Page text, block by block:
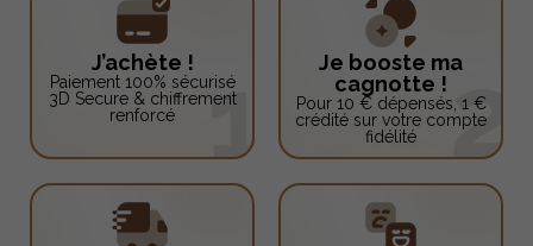
J’achète !
Paiement 100% sécurisé
3D Secure & chiffrement
renforcé
Je booste ma
cagnotte !
Pour 10 € dépensés, 1 €
crédité sur votre compte
fidélité